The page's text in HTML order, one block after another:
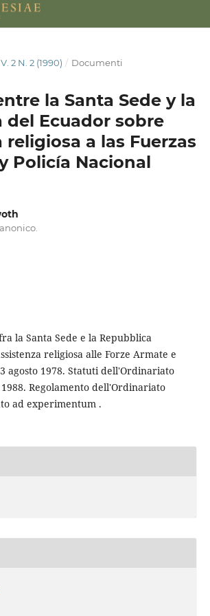
V. 2 N. 2 (1990) / Documenti
la Santa Sede y la
del Ecuador sobre
religiosa a las Fuerzas
Policía Nacional
la Santa Sede e la Repubblica
religiosa alle Forze Armate e
agosto 1978. Statuti dell'Ordinariato
Regolamento dell'Ordinariato
ad experimentum .